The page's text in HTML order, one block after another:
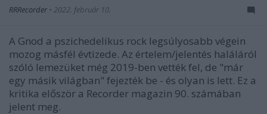
RRRecorder • 2022. február 10.
A Gnod a pszichedelikus rock legsúlyosabb végein
mozog másfél évtizede. Az értelem/jelentés haláláról
szóló lemezüket még 2019-ben vették fel, de "már
egy másik világban" fejezték be - és olyan is lett. Ez a
kritika először a Recorder magazin 90. számában
jelent meg.